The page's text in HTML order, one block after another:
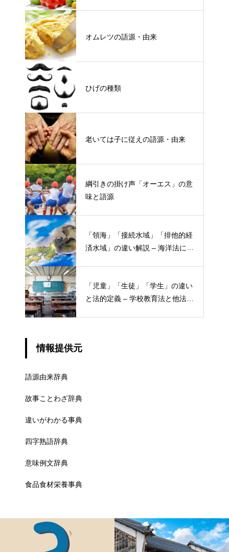
オムレツの語源・由来
ひげの種類
老いては子に従えの語源・由来
綱引きの掛け声「オーエス」の意
味と語源
「領海」「接続水域」「排他的経
済水域」の違い解説 – 海洋法にお
「児童」「生徒」「学生」の違い
と法的定義 – 学校教育法と他法律
情報提供元
語源由来辞典
故事ことわざ辞典
違いがわかる事典
四字熟語辞典
意味例文辞典
食品食材栄養事典